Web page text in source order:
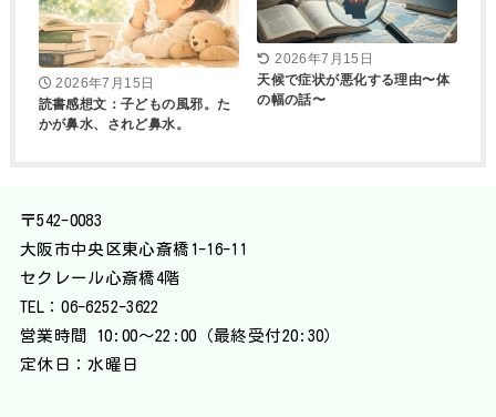
2026年7月15日
読書感想文：子どもの風邪。た
かが鼻水、されど鼻水。
2026年7月15日
天候で症状が悪化する理由〜体
の幅の話〜
〒542-0083
大阪市中央区東心斎橋1-16-11
セクレール心斎橋4階
TEL：06-6252-3622
営業時間 10:00〜22:00（最終受付20:30）
定休日：水曜日